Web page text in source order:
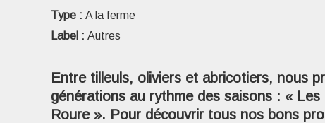
Type : A la ferme
Label : Autres
Entre tilleuls, oliviers et abricotiers, nous
générations au rythme des saisons : « Les
Roure ». Pour découvrir tous nos bons